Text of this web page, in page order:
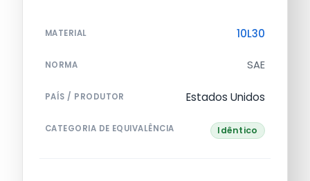
MATERIAL 10L30
NORMA SAE
PAÍS / PRODUTOR Estados Unidos
CATEGORIA DE EQUIVALÊNCIA Idêntico